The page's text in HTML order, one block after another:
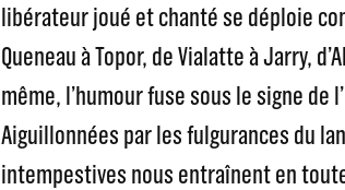
libérateur joué et chanté se déploie
Queneau à Topor, de Vialatte à Jarry,
même, l’humour fuse sous le signe de
Aiguillonnées par les fulgurances du
intempestives nous entraînent en